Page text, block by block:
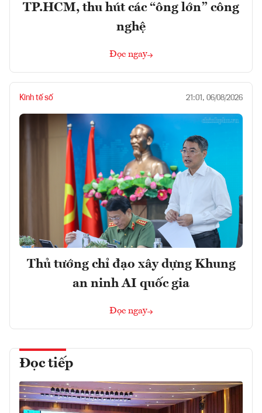
TP.HCM, thu hút các “ông lớn” công
nghệ
Đọc ngay
Kinh tế số 21:01, 06/08/2026
Thủ tướng chỉ đạo xây dựng Khung
an ninh AI quốc gia
Đọc ngay
Đọc tiếp